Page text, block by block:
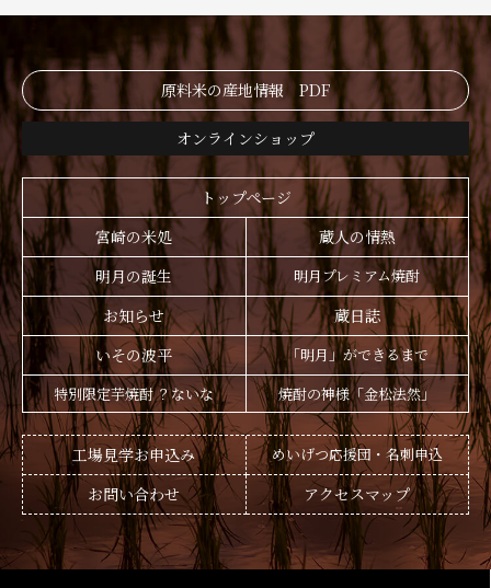
原料米の産地情報 PDF
オンラインショップ
トップページ
宮崎の米処
蔵人の情熱
明月の誕生
明月プレミアム焼酎
お知らせ
蔵日誌
いその波平
「明月」ができるまで
特別限定芋焼酎 ？ないな
焼酎の神様「金松法然」
工場見学お申込み めいげつ応援団・名刺申込
お問い合わせ アクセスマップ